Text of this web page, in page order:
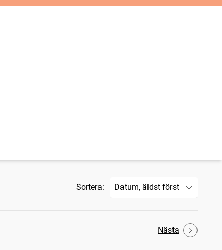
Sortera:
Nästa